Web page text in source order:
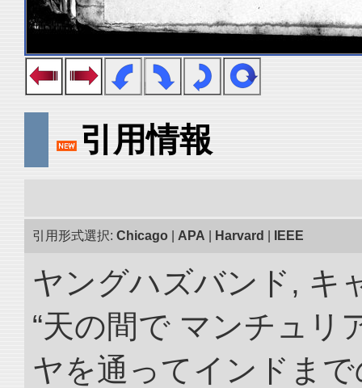
引用情報
引用形式選択: Chicago APA Harvard IEEE
ヤングハズバンド, キ
“天の間で マンチュリ
ヤを通ってインドま